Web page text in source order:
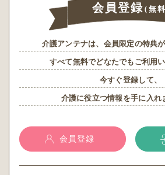
会員登録（無料
介護アンテナは、会員限定の特典
すべて無料でどなたでもご利用い
今すぐ登録して、
介護に役立つ情報を手に入れ
会員登録